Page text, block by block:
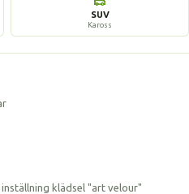
SUV
Kaross
klädsel "art velour"